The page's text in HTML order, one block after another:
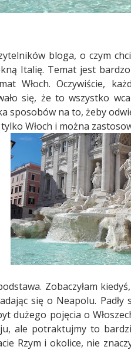
bloga, o czym
Italię. Temat jest
Włoch. Oczywiście,
się, że to wszystko
sposobów na to, żeby
Włoch i można
Zobaczyłam
się o Neapolu.
dużego pojęcia o
ale potraktujmy to
Rzym i okolice, nie